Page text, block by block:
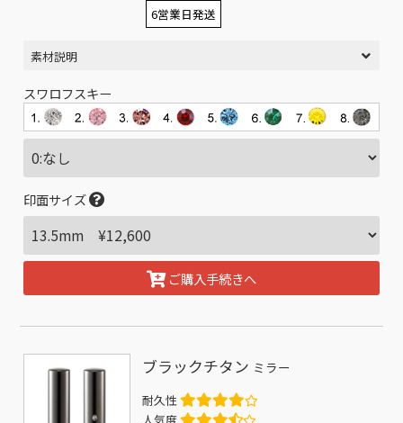
6営業日発送
素材説明
スワロフスキー
印面サイズ
ご購入手続きへ
ブラックチタン ミラー
耐久性